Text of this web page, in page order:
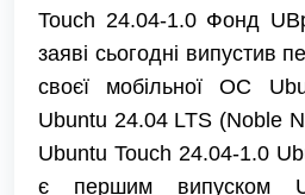
Touch 24.04-1.0 Фонд
заяві сьогодні випустив
своєї мобільної ОС
Ubuntu 24.04 LTS (Noble
Ubuntu Touch 24.04-1.0
є першим випуском